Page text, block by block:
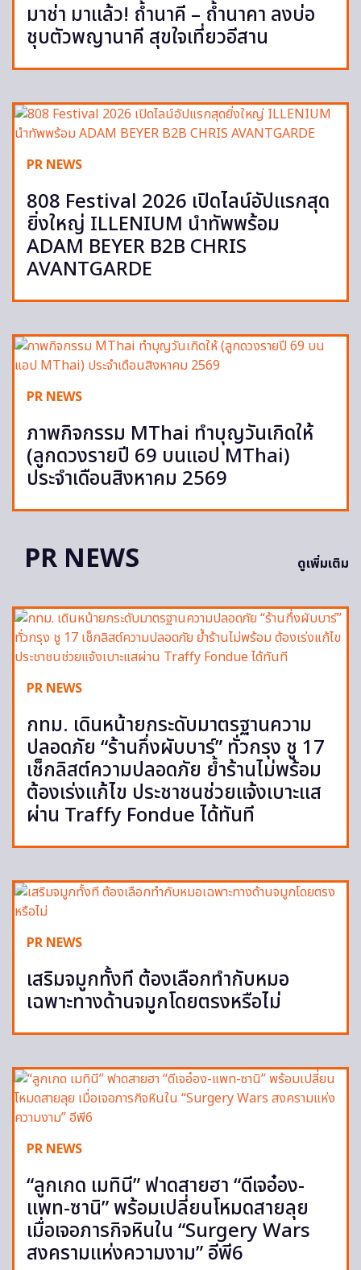
มาช่า มาแล้ว! ถ้ำนาคี – ถ้ำนาคา ลงบ่อ
ชุบตัวพญานาคี สุขใจเที่ยวอีสาน
PR NEWS
808 Festival 2026 เปิดไลน์อัปแรกสุด
ยิ่งใหญ่ ILLENIUM นำทัพพร้อม
ADAM BEYER B2B CHRIS
AVANTGARDE
PR NEWS
ภาพกิจกรรม MThai ทำบุญวันเกิดให้
(ลูกดวงรายปี 69 บนแอป MThai)
ประจำเดือนสิงหาคม 2569
PR NEWS ดูเพิ่มเติม
PR NEWS
กทม. เดินหน้ายกระดับมาตรฐานความ
ปลอดภัย “ร้านกึ่งผับบาร์” ทั่วกรุง ชู 17
เช็กลิสต์ความปลอดภัย ย้ำร้านไม่พร้อม
ต้องเร่งแก้ไข ประชาชนช่วยแจ้งเบาะแส
ผ่าน Traffy Fondue ได้ทันที
PR NEWS
เสริมจมูกทั้งที ต้องเลือกทำกับหมอ
เฉพาะทางด้านจมูกโดยตรงหรือไม่
PR NEWS
“ลูกเกด เมทินี” ฟาดสายฮา “ดีเจอ๋อง-
แพท-ซานิ” พร้อมเปลี่ยนโหมดสายลุย
เมื่อเจอภารกิจหินใน “Surgery Wars
สงครามแห่งความงาม” อีพี6